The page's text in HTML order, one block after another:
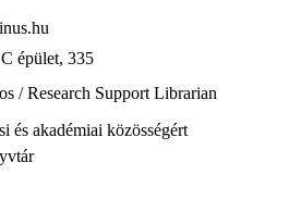
C épület, 335
/ Research Support Librarian
és akadémiai közösségért